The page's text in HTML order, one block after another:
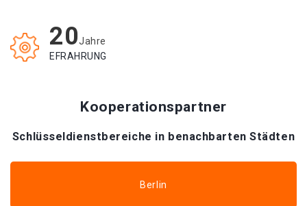
20Jahre
EFRAHRUNG
Kooperationspartner
Schlüsseldienstbereiche in benachbarten Städten
Berlin